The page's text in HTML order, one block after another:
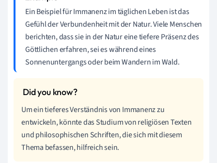
Ein Beispiel für Immanenz im täglichen Leben ist das
Gefühl der Verbundenheit mit der Natur. Viele Menschen
berichten, dass sie in der Natur eine tiefere Präsenz des
Göttlichen erfahren, sei es während eines
Sonnenuntergangs oder beim Wandern im Wald.
Um ein tieferes Verständnis von Immanenz zu
entwickeln, könnte das Studium von religiösen Texten
und philosophischen Schriften, die sich mit diesem
Thema befassen, hilfreich sein.